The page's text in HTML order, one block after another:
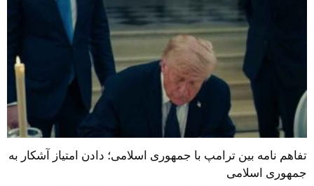
تفاهم نامه بین ترامپ با جمهوری اسلامی؛ دادن امتیاز آشکار به
جمهوری اسلامی